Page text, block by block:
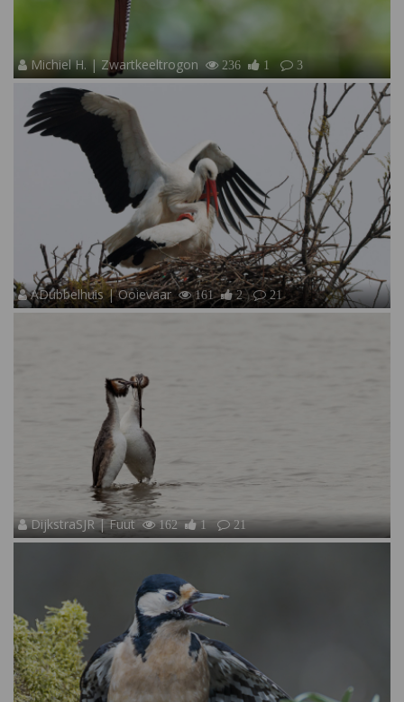
Michiel H. | Zwartkeeltrogon 236 1 3
ADubbelhuis | Ooievaar 161 2 21
DijkstraSJR | Fuut 162 1 21